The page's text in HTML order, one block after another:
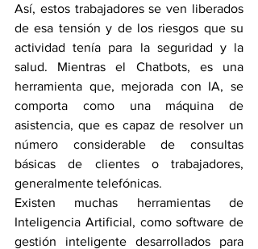
Así, estos trabajadores se ven liberados
de esa tensión y de los riesgos que su
actividad tenía para la seguridad y la
salud. Mientras el Chatbots, es una
herramienta que, mejorada con IA, se
comporta como una máquina de
asistencia, que es capaz de resolver un
número considerable de consultas
básicas de clientes o trabajadores,
generalmente telefónicas.
Existen muchas herramientas de
Inteligencia Artificial, como software de
gestión inteligente desarrollados para